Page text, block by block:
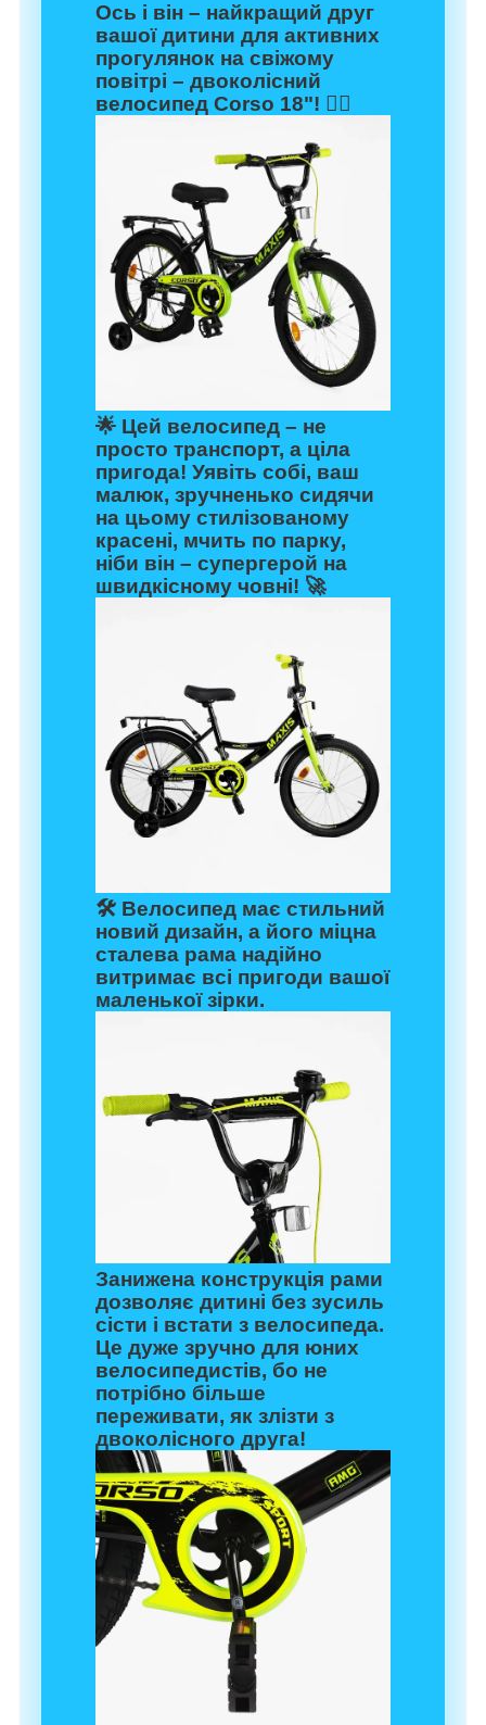
Ось і він – найкращий друг
вашої дитини для активних
прогулянок на свіжому
повітрі – двоколісний
велосипед Corso 18"! 🚴‍♂️
🌟 Цей велосипед – не
просто транспорт, а ціла
пригода! Уявіть собі, ваш
малюк, зручненько сидячи
на цьому стилізованому
красені, мчить по парку,
ніби він – супергерой на
швидкісному човні! 🚀
🛠️ Велосипед має стильний
новий дизайн, а його міцна
сталева рама надійно
витримає всі пригоди вашої
маленької зірки.
Занижена конструкція рами
дозволяє дитині без зусиль
сісти і встати з велосипеда.
Це дуже зручно для юних
велосипедистів, бо не
потрібно більше
переживати, як злізти з
двоколісного друга!